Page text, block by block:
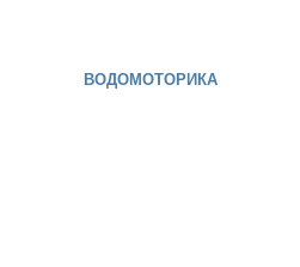
ВОДОМОТОРИКА